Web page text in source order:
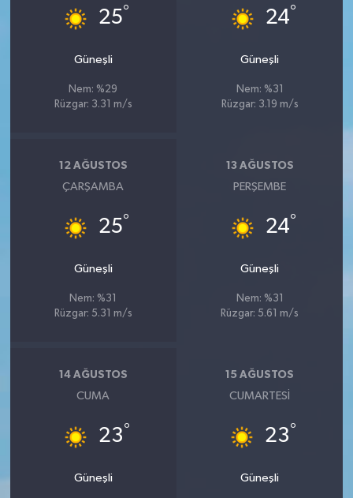
25°
Güneşli
Nem: %29
Rüzgar: 3.31 m/s
24°
Güneşli
Nem: %31
Rüzgar: 3.19 m/s
12 AĞUSTOS
ÇARŞAMBA
25°
Güneşli
Nem: %31
Rüzgar: 5.31 m/s
13 AĞUSTOS
PERŞEMBE
24°
Güneşli
Nem: %31
Rüzgar: 5.61 m/s
14 AĞUSTOS
CUMA
23°
Güneşli
15 AĞUSTOS
CUMARTESI
23°
Güneşli